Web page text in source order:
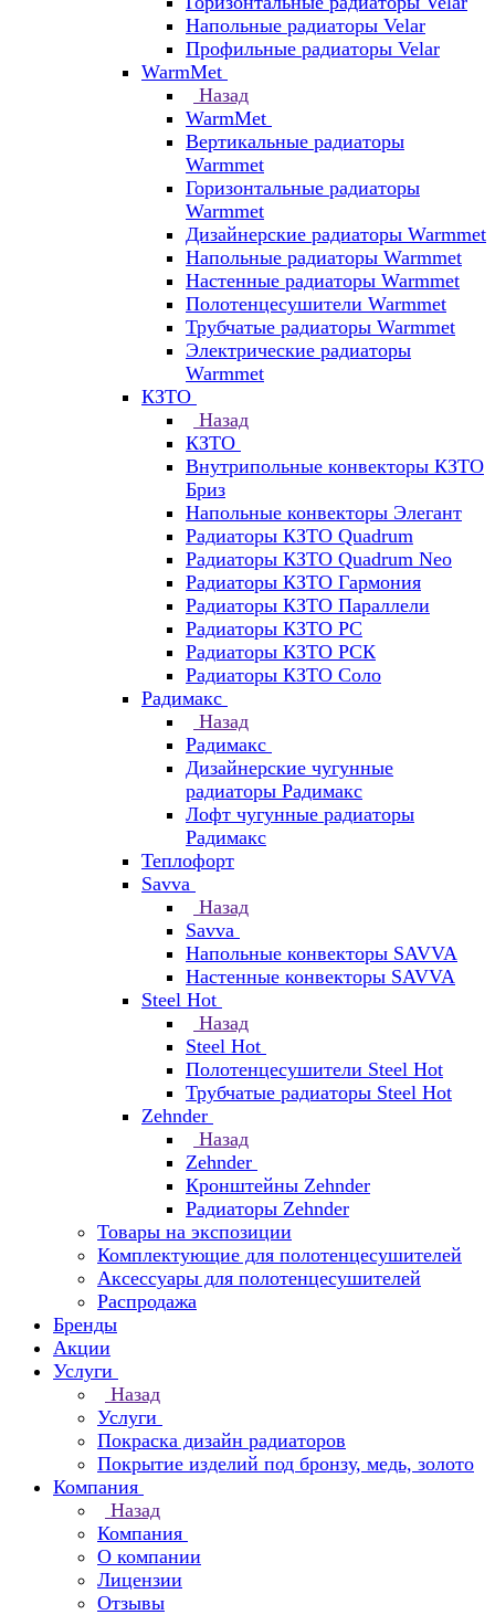
Напольные радиаторы Velar
Профильные радиаторы Velar
WarmMet
Назад
WarmMet
Вертикальные радиаторы
Warmmet
Горизонтальные радиаторы
Warmmet
Дизайнерские радиаторы Warmmet
Напольные радиаторы Warmmet
Настенные радиаторы Warmmet
Полотенцесушители Warmmet
Трубчатые радиаторы Warmmet
Электрические радиаторы
Warmmet
КЗТО
Назад
КЗТО
Внутрипольные конвекторы КЗТО
Бриз
Напольные конвекторы Элегант
Радиаторы КЗТО Quadrum
Радиаторы КЗТО Quadrum Neo
Радиаторы КЗТО Гармония
Радиаторы КЗТО Параллели
Радиаторы КЗТО РС
Радиаторы КЗТО РСК
Радиаторы КЗТО Соло
Радимакс
Назад
Радимакс
Дизайнерские чугунные
радиаторы Радимакс
Лофт чугунные радиаторы
Радимакс
Теплофорт
Savva
Назад
Savva
Напольные конвекторы SAVVA
Настенные конвекторы SAVVA
Steel Hot
Назад
Steel Hot
Полотенцесушители Steel Hot
Трубчатые радиаторы Steel Hot
Zehnder
Назад
Zehnder
Кронштейны Zehnder
Радиаторы Zehnder
Товары на экспозиции
Комплектующие для полотенцесушителей
Аксессуары для полотенцесушителей
Распродажа
Бренды
Акции
Услуги
Назад
Услуги
Покраска дизайн радиаторов
Покрытие изделий под бронзу, медь, золото
Компания
Назад
Компания
О компании
Лицензии
Отзывы